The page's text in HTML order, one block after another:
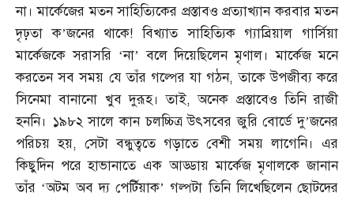
না। মার্কেজের মতন সাহিত্যিকের প্রস্তাবও প্রত্যাখ্যান করবার মতন
দৃঢ়তা ক’জনের থাকে!বিখ্যাত সাহিত্যিক গ্যাব্রিয়াল গার্সিয়া
মার্কেজকে সরাসরি ‘না’ বলে দিয়েছিলেন মৃণাল। মার্কেজ মনে
করতেন সব সময় যে তাঁর গল্পের যা গঠন,তাকে উপজীব্য করে
সিনেমা বানানো খুব দুরূহ। তাই,অনেক প্রস্তাবেও তিনি রাজী
হননি। ১৯৮২ সালে কান চলচ্চিত্র উৎসবের জুরি বোর্ডে দু’জনের
পরিচয় হয়, সেটা বন্ধুত্বতে গড়াতে বেশী সময় লাগেনি। এর
কিছুদিন পরে হাভানাতে এক আড্ডায় মার্কেজ মৃণালকে জানান
তাঁর ‘অটম অব দ্য পের্টিয়াক’ গল্পটা তিনি লিখেছিলেন ছোটদের